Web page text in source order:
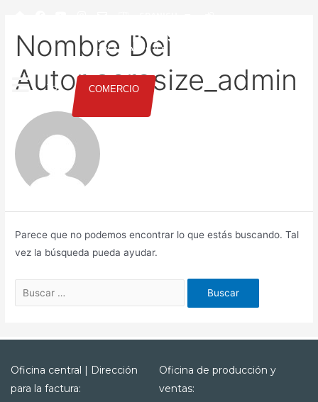
COMERCIO
Nombre Del
Autor:aerosize_admin
Parece que no podemos encontrar lo que estás buscando. Tal
vez la búsqueda pueda ayudar.
Oficina central | Dirección
para la factura:
Oficina de producción y
ventas: